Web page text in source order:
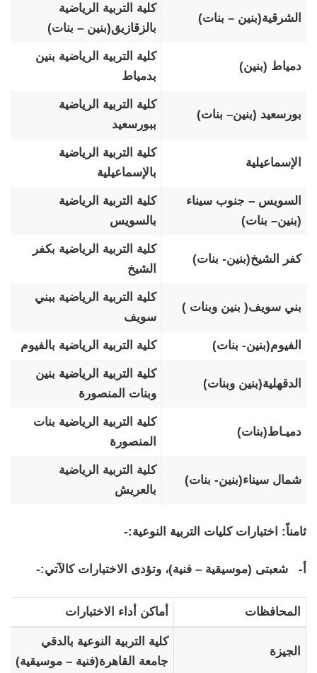
الشرقية(بنين – بنات)
كلية التربية الرياضية
بالزقازيق(بنين – بنات)
دمياط (بنين)
كلية التربية الرياضية بنين
بدمياط
بورسعيد (بنين– بنات)
كلية التربية الرياضية
ببورسعيد
الإسماعيلية
كلية التربية الرياضية
بالإسماعيلية
السويس – جنوب سيناء
(بنين– بنات)
كلية التربية الرياضية
بالسويس
كفر الشيخ(بنين- بنات)
كلية التربية الرياضية بكفر
الشيخ
بني سويف( بنين وبنات )
كلية التربية الرياضية ببني
سويف
الفيوم(بنين- بنات) كلية التربية الرياضية بالفيوم
الدقهلية(بنين وبنات)
كلية التربية الرياضية بنين
وبنات المنصورة
دميـاط(بنات)
كلية التربية الرياضية بنات
المنصورة
شمال سيناء(بنين- بنات)
كلية التربية الرياضية
بالعريش
ثامناً: اختبارات كليات التربية النوعية:-
أ- شعبتى (موسيقية – فنية)، وتؤدى الاختبارات كالآتي:-
المحافظات أماكن أداء الاختبارات
الجيزة
كلية التربية النوعية بالدقي
جامعة القاهرة(فنية – موسيقية)